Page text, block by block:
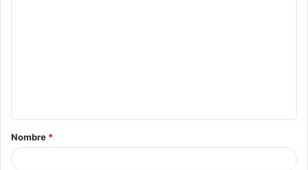
Nombre *